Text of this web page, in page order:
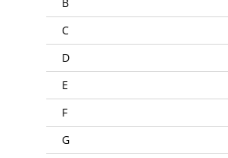
C
D
E
F
G